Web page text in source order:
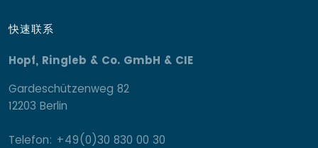
快速联系
Hopf, Ringleb & Co. GmbH & CIE
Gardeschützenweg 82
12203 Berlin
Telefon: +49(0)30 830 00 30